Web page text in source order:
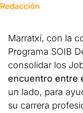
Redacción
Marratxí, con la
Programa SOIB
consolidar los
encuentro entre
un lado, para
su carrera